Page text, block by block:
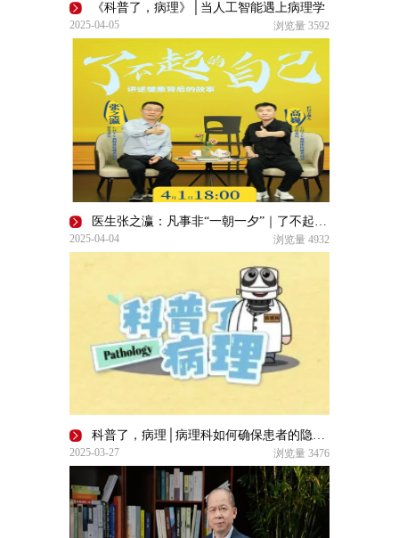
《科普了，病理》│当人工智能遇上病理学
2025-04-05 浏览量 3592
医生张之瀛：凡事非“一朝一夕”｜了不起的自己
2025-04-04 浏览量 4932
科普了，病理│病理科如何确保患者的隐私得到妥善保护？
2025-03-27 浏览量 3476